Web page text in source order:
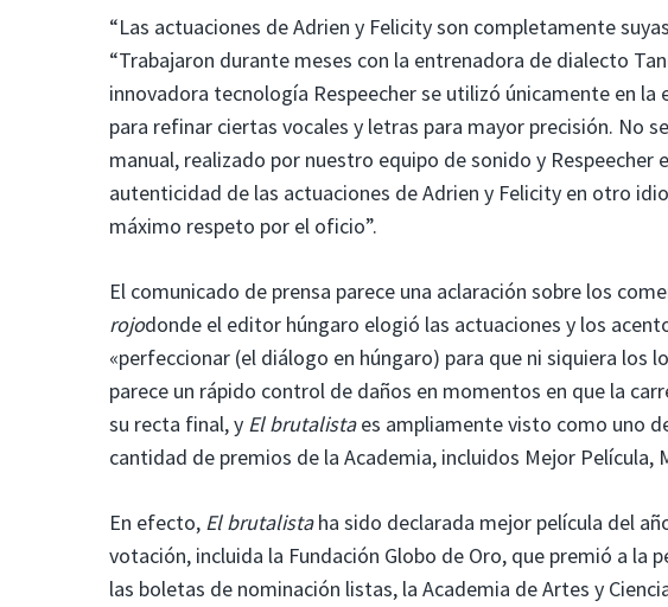
“Las actuaciones de Adrien y Felicity son completamente
“Trabajaron durante meses con la entrenadora de dialecto
innovadora tecnología Respeecher se utilizó únicamente en
para refinar ciertas vocales y letras para mayor precisión. No
manual, realizado por nuestro equipo de sonido y
autenticidad de las actuaciones de Adrien y Felicity en otro
máximo respeto por el oficio”.
El comunicado de prensa parece una aclaración sobre los
rojodonde el editor húngaro elogió las actuaciones y los
«perfeccionar (el diálogo en húngaro) para que ni siquiera los
parece un rápido control de daños en momentos en que la
su recta final, y El brutalistaes ampliamente visto como uno
cantidad de premios de la Academia, incluidos Mejor Película,
En efecto, El brutalistaha sido declarada mejor película del
votación, incluida la Fundación Globo de Oro, que premió a la
las boletas de nominación listas, la Academia de Artes y